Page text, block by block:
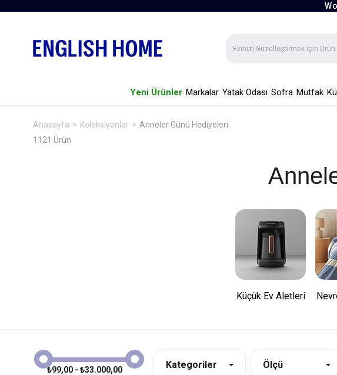
Yeni Ürünler Markalar Yatak Odası Sofra Mutfak
Anasayfa Koleksiyonlar
Anneler Günü Hediyeleri
1121 Ürün
Küçük Ev Aletleri
₺99,00 - ₺33.000,00 Kategoriler Ölçü